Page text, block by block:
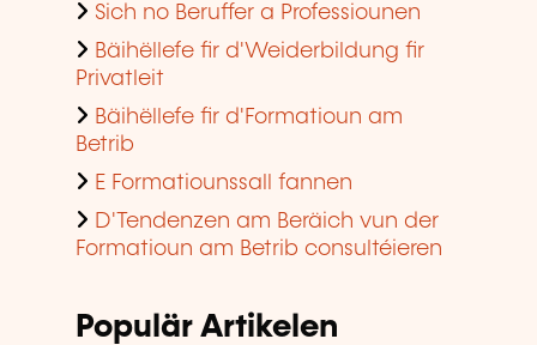
Sich no Beruffer a Professiounen
Bäihëllefe fir d'Weiderbildung fir
Privatleit
Bäihëllefe fir d'Formatioun am
Betrib
E Formatiounssall fannen
D'Tendenzen am Beräich vun der
Formatioun am Betrib consultéieren
Populär Artikelen